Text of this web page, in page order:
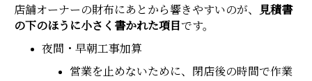
店舗オーナーの財布にあとから響きやすいのが、
見積書
の下のほうに小さく書かれた項目です。
夜間・早朝工事加算
営業を止めないために、閉店後の時間で作業